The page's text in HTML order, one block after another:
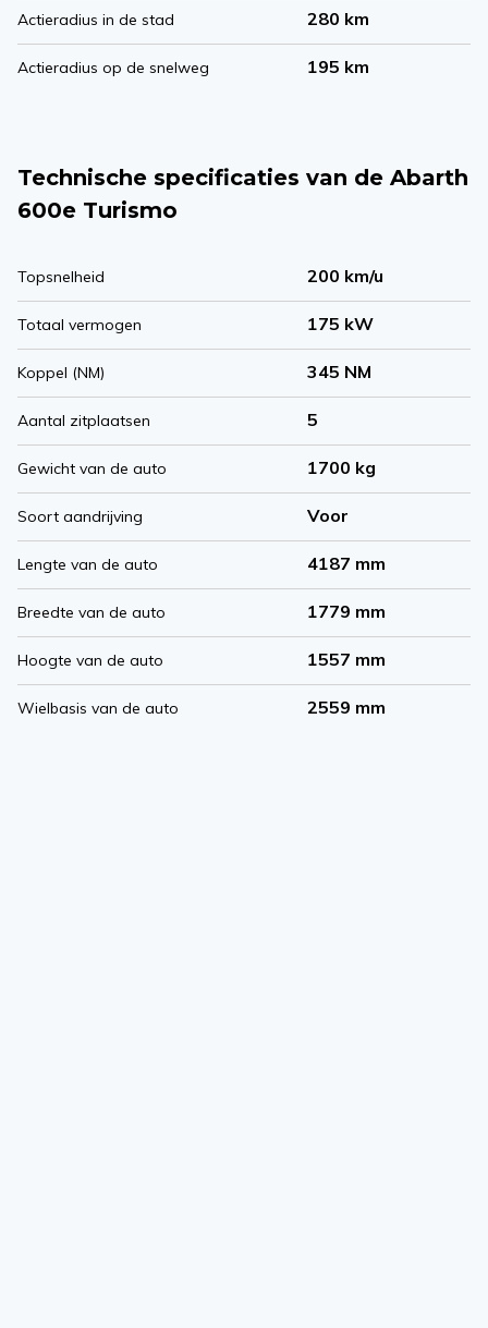
Actieradius in de stad 280 km
Actieradius op de snelweg 195 km
Technische specificaties van de Abarth
600e Turismo
Topsnelheid 200 km/u
Totaal vermogen 175 kW
Koppel (NM) 345 NM
Aantal zitplaatsen 5
Gewicht van de auto 1700 kg
Soort aandrijving Voor
Lengte van de auto 4187 mm
Breedte van de auto 1779 mm
Hoogte van de auto 1557 mm
Wielbasis van de auto 2559 mm